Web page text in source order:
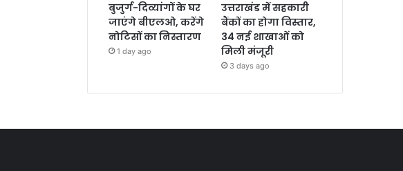
बुजुर्ग-दिव्यांगों के घर
जाएंगे बीएलओ, करेंगे
नोटिसों का निस्तारण
1 day ago
उत्तराखंड में सहकारी
बैंकों का होगा विस्तार,
34 नई शाखाओं को
मिली मंजूरी
3 days ago